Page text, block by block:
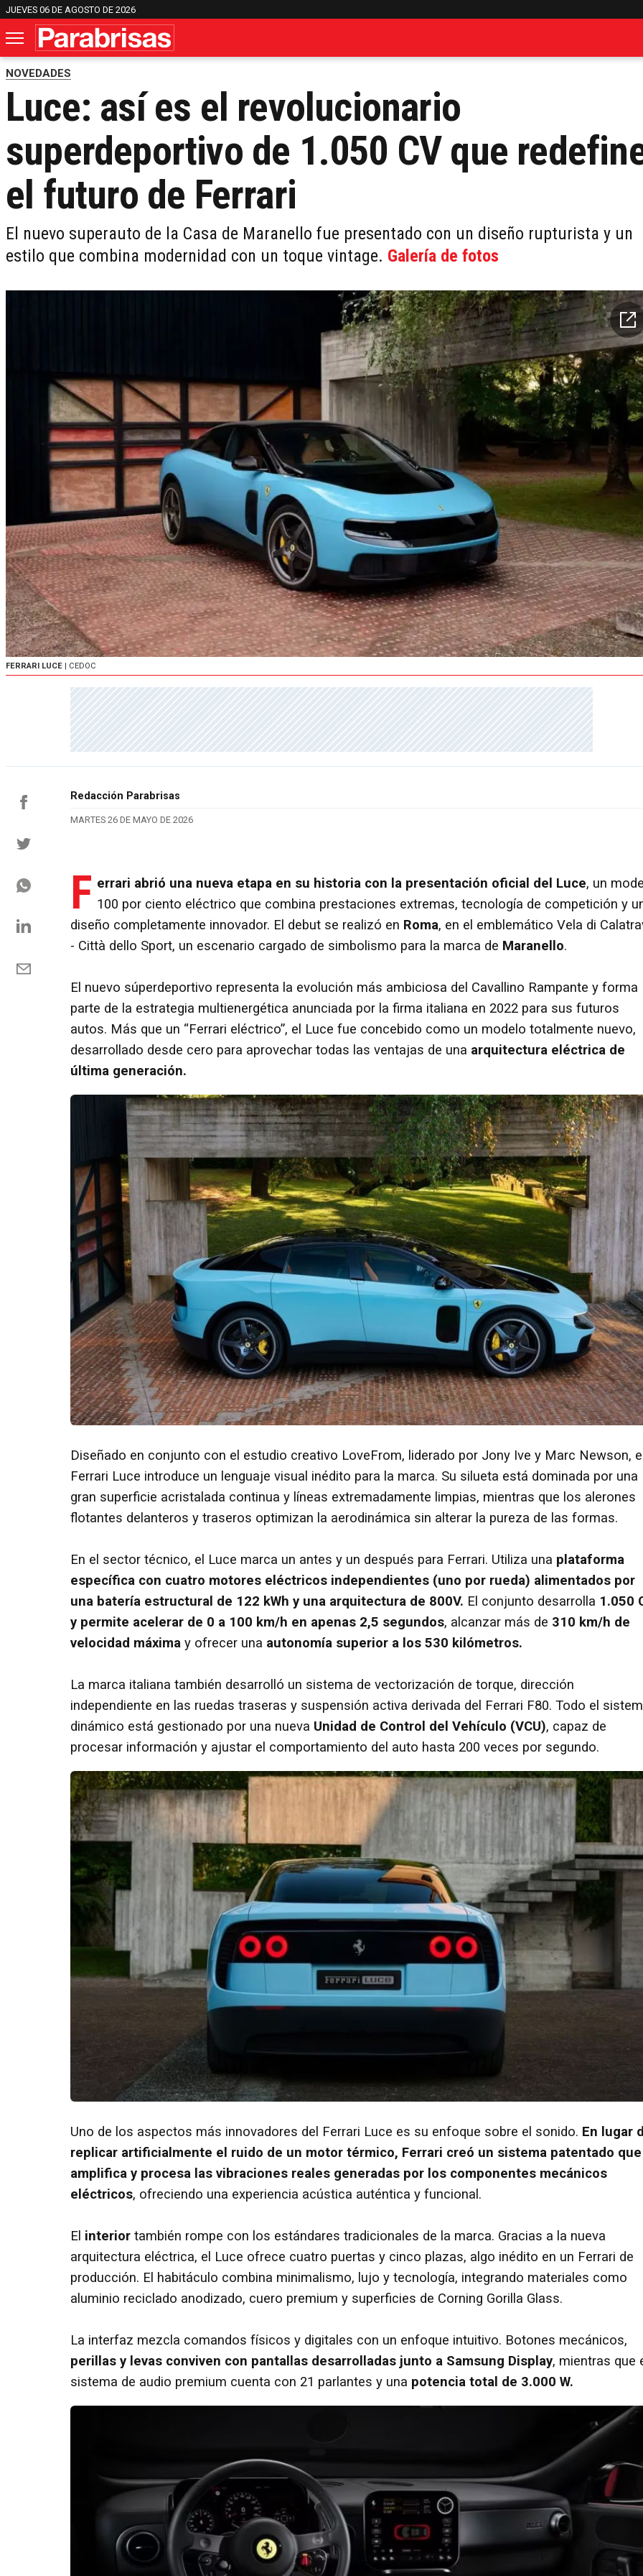
JUEVES 06 DE AGOSTO DE 2026
NOVEDADES
Luce: así es el revolucionario
superdeportivo de 1.050 CV que
el futuro de Ferrari
El nuevo superauto de la Casa de Maranello fue presentado con un diseño rupturista y un
estilo que combina modernidad con un toque vintage. Galería de fotos
FERRARI LUCE | CEDOC
Redacción Parabrisas
MARTES 26 DE MAYO DE 2026
F errari abrió una nueva etapa en su historia con la presentación oficial del Luce, un
100 por ciento eléctrico que combina prestaciones extremas, tecnología de competición y
diseño completamente innovador. El debut se realizó en Roma, en el emblemático Vela di
- Città dello Sport, un escenario cargado de simbolismo para la marca de Maranello.
El nuevo súperdeportivo representa la evolución más ambiciosa del Cavallino Rampante y forma
parte de la estrategia multienergética anunciada por la firma italiana en 2022 para sus futuros
autos. Más que un “Ferrari eléctrico”, el Luce fue concebido como un modelo totalmente nuevo,
desarrollado desde cero para aprovechar todas las ventajas de una arquitectura eléctrica de
última generación.
Diseñado en conjunto con el estudio creativo LoveFrom, liderado por Jony Ive y Marc Newson,
Ferrari Luce introduce un lenguaje visual inédito para la marca. Su silueta está dominada por una
gran superficie acristalada continua y líneas extremadamente limpias, mientras que los alerones
flotantes delanteros y traseros optimizan la aerodinámica sin alterar la pureza de las formas.
En el sector técnico, el Luce marca un antes y un después para Ferrari. Utiliza una plataforma
específica con cuatro motores eléctricos independientes (uno por rueda) alimentados por
una batería estructural de 122 kWh y una arquitectura de 800V. El conjunto desarrolla 1.050
y permite acelerar de 0 a 100 km/h en apenas 2,5 segundos, alcanzar más de 310 km/h de
velocidad máxima y ofrecer una autonomía superior a los 530 kilómetros.
La marca italiana también desarrolló un sistema de vectorización de torque, dirección
independiente en las ruedas traseras y suspensión activa derivada del Ferrari F80. Todo el
dinámico está gestionado por una nueva Unidad de Control del Vehículo (VCU), capaz de
procesar información y ajustar el comportamiento del auto hasta 200 veces por segundo.
Uno de los aspectos más innovadores del Ferrari Luce es su enfoque sobre el sonido. En lugar
replicar artificialmente el ruido de un motor térmico, Ferrari creó un sistema patentado que
amplifica y procesa las vibraciones reales generadas por los componentes mecánicos
eléctricos, ofreciendo una experiencia acústica auténtica y funcional.
El interior también rompe con los estándares tradicionales de la marca. Gracias a la nueva
arquitectura eléctrica, el Luce ofrece cuatro puertas y cinco plazas, algo inédito en un Ferrari de
producción. El habitáculo combina minimalismo, lujo y tecnología, integrando materiales como
aluminio reciclado anodizado, cuero premium y superficies de Corning Gorilla Glass.
La interfaz mezcla comandos físicos y digitales con un enfoque intuitivo. Botones mecánicos,
perillas y levas conviven con pantallas desarrolladas junto a Samsung Display, mientras que
sistema de audio premium cuenta con 21 parlantes y una potencia total de 3.000 W.